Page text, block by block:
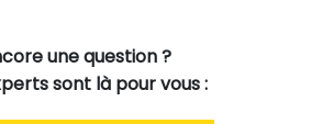
une question ?
sont là pour vous :